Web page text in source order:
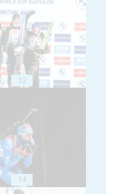
12
14